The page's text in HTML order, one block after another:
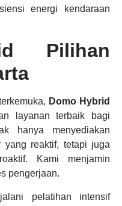
energi kendaraan
Pilihan
Domo Hybrid
layanan terbaik bagi
hanya menyediakan
yang reaktif, tetapi juga
Kami menjamin
pengerjaan.
pelatihan intensif